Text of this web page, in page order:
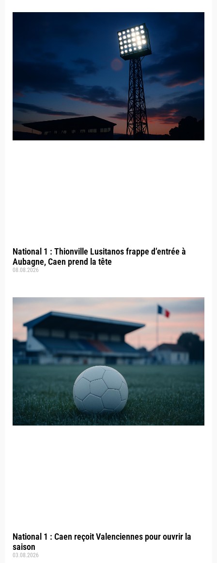
National 1 : Thionville Lusitanos frappe d’entrée à
Aubagne, Caen prend la tête
08.08.2026
National 1 : Caen reçoit Valenciennes pour ouvrir la
saison
03.08.2026